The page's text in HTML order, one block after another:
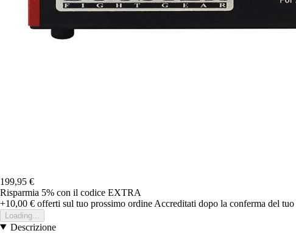
199,95 €
Risparmia 5% con il codice EXTRA
+10,00 € offerti sul tuo prossimo ordine Accreditati dopo la conferma del
Loading...
Descrizione